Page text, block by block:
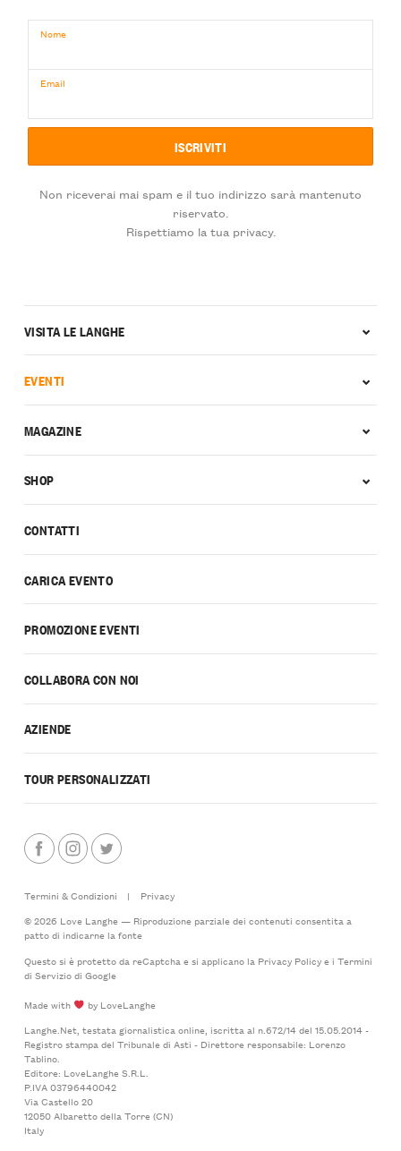
Nome
Email
Non riceverai mai spam e il tuo indirizzo sarà mantenuto
riservato.
Rispettiamo la tua privacy.
CONTATTI
CARICA EVENTO
PROMOZIONE EVENTI
COLLABORA CON NOI
AZIENDE
TOUR PERSONALIZZATI
VISITA LE LANGHE
EVENTI
MAGAZINE
SHOP
Termini & Condizioni |
Privacy
© 2026 Love Langhe — Riproduzione parziale dei contenuti consentita a
patto di indicarne la fonte
Questo si è protetto da reCaptcha e si applicano la Privacy Policye i Termini
di Serviziodi Google
Made with
by LoveLanghe
Langhe.Net, testata giornalistica online, iscritta al n.672/14 del 15.05.2014 -
Registro stampa del Tribunale di Asti - Direttore responsabile: Lorenzo
Tablino.
Editore: LoveLanghe S.R.L.
P.IVA 03796440042
Via Castello 20
12050 Albaretto della Torre (CN)
Italy